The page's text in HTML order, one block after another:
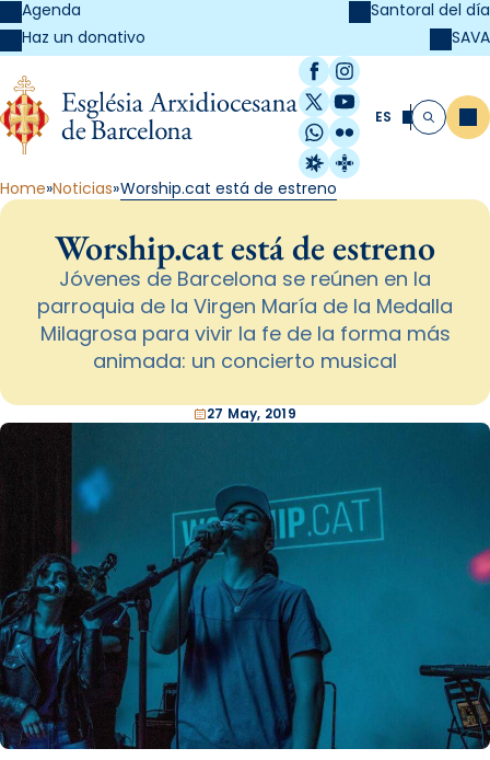
Agenda
Haz un donativo
Santoral del día
SAVA
Facebook
Instagram
X / Twitter
YouTube
WhatsApp
Flickr
Radio Estel
Catalunya
ES Buscar
Home Noticias Worship.cat está de estreno
Worship.cat está de estreno
Jóvenes de Barcelona se reúnen en la
parroquia de la Virgen María de la Medalla
Milagrosa para vivir la fe de la forma más
animada: un concierto musical
27 May, 2019